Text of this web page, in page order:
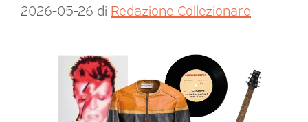
2026-05-26 di Redazione Collezionare